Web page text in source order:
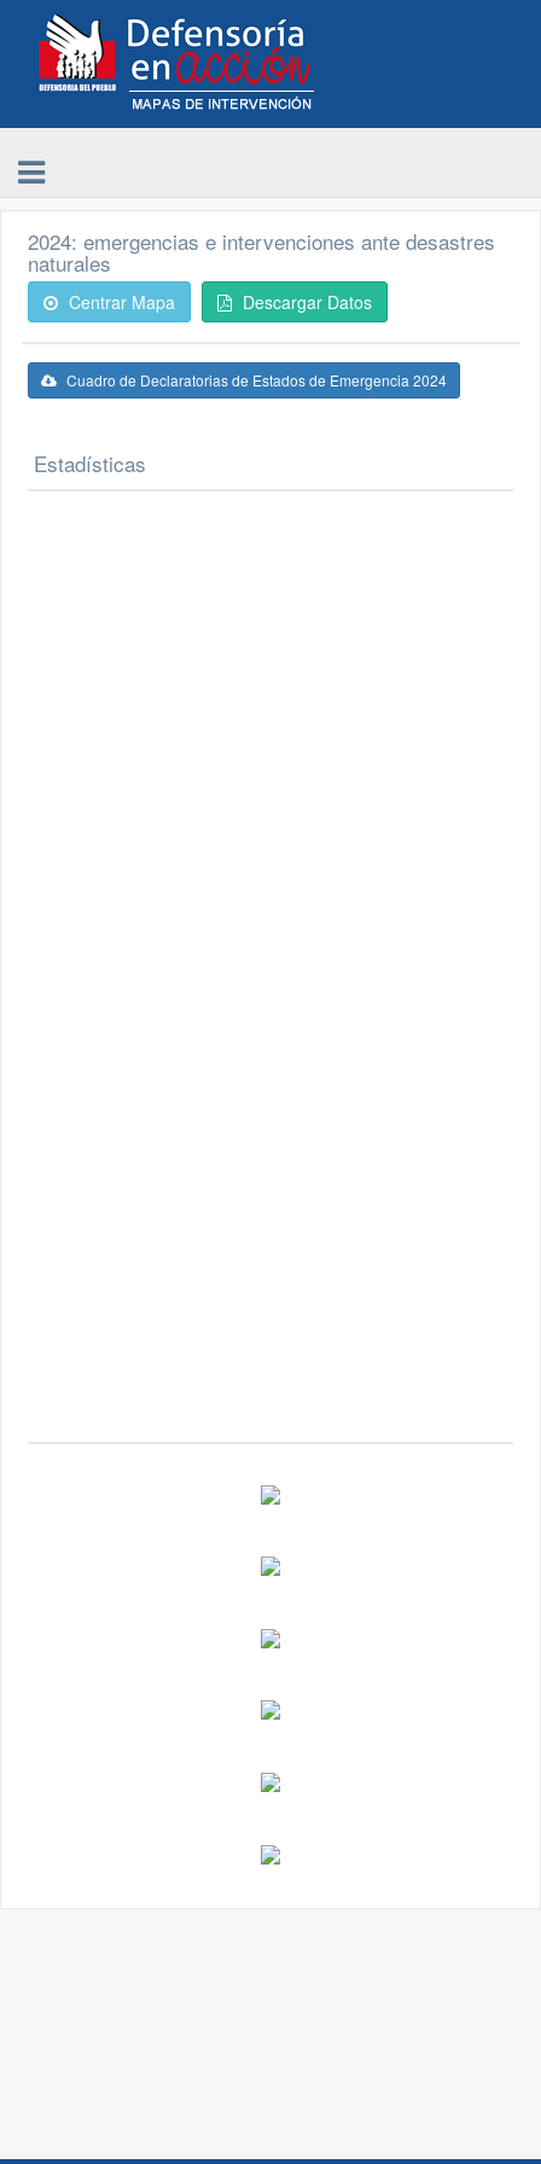
2024: emergencias e intervenciones ante desastres
naturales
Centrar Mapa Descargar Datos
Cuadro de Declaratorias de Estados de Emergencia 2024
Estadísticas